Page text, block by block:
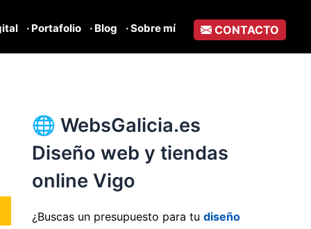
· Portafolio · Blog · Sobre mí CONTACTO
🌐 WebsGalicia.es
Diseño web y tiendas
online Vigo
¿Buscas un presupuesto para tu diseño